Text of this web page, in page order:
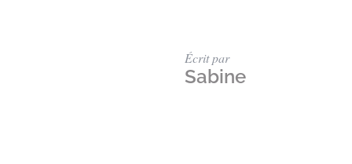
Écrit par
Sabine